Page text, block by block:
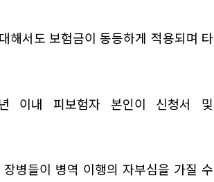
해서도 보험금이 동등하게 적용되며 타
이내 피보험자 본인이 신청서 및
병들이 병역 이행의 자부심을 가질 수